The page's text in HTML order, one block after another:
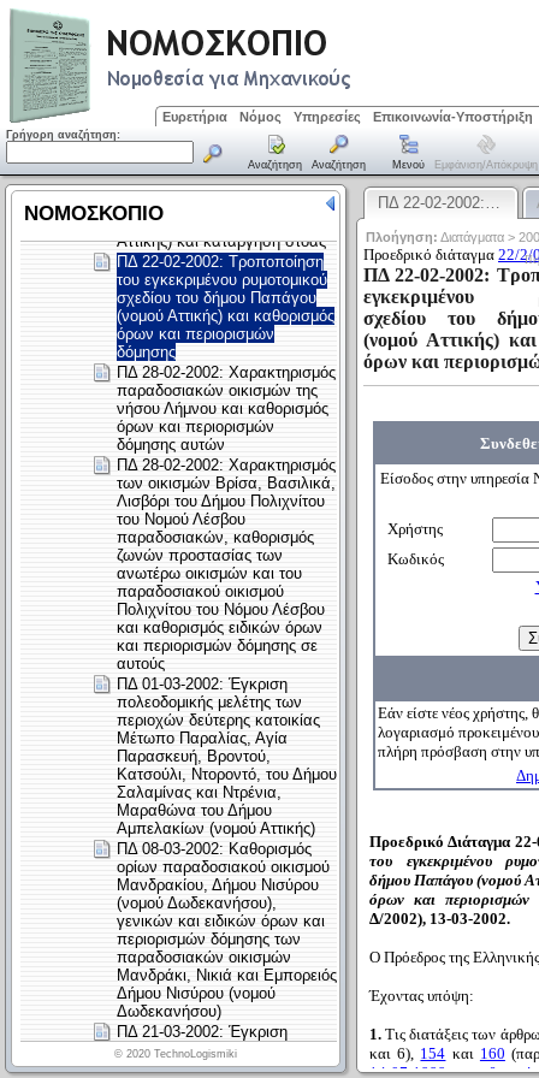
Ευρετήρια Νόμος Υπηρεσίες Επικοινωνία-Υποστήριξη
Γρήγορη αναζήτηση:
Αναζήτηση Αναζήτηση Μενού Εμφάνιση/απόκρυψη
ΠΔ 22-02-2002:…